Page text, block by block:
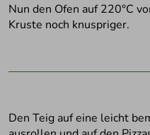
Nun den Ofen auf 220°C
Kruste noch knuspriger.
Den Teig auf eine leicht